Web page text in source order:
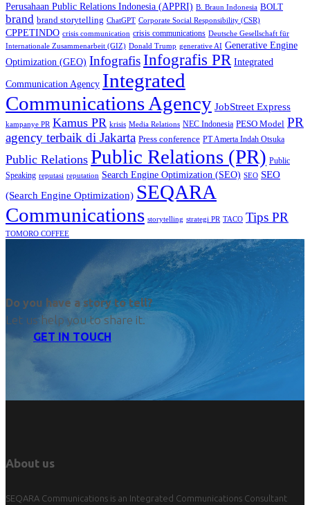
Perusahaan Public Relations Indonesia (APPRI) B. Braun Indonesia BOLT
brand brand storytelling ChatGPT Corporate Social Responsibility (CSR)
CPPETINDO crisis communication crisis communications Deutsche Gesellschaft für
Internationale Zusammenarbeit (GIZ) Donald Trump generative AI Generative Engine
Optimization (GEO) InfografisInfografis PR Integrated
Communication Agency Integrated
Communications Agency JobStreet Express
kampanye PR Kamus PR krisis Media Relations NEC Indonesia PESO Model PR
agency terbaik di Jakarta Press conference PT Amerta Indah Otsuka
Public Relations Public Relations (PR) Public
Speaking reputasi reputation Search Engine Optimization (SEO) SEO SEO
(Search Engine Optimization) SEQARA
Communications storytelling strategi PR TACO Tips PR
TOMORO COFFEE
Do you have a story to tell?
Let us help you to share it.
GET IN TOUCH
About us
SEQARA Communications is an Integrated Communications Consultant